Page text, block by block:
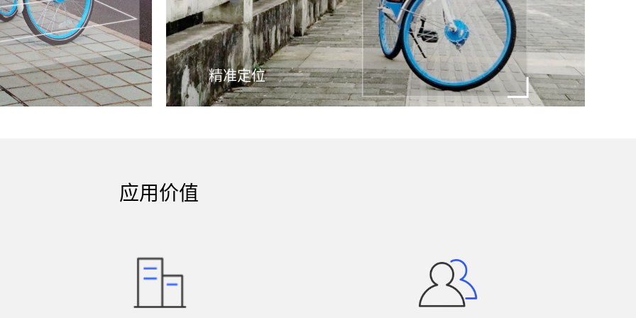
精准定位
应用价值